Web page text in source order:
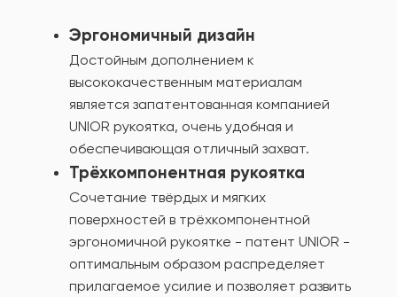
Эргономичный дизайн
Достойным дополнением к
высококачественным материалам
является запатентованная компанией
UNIOR рукоятка, очень удобная и
обеспечивающая отличный захват.
Трёхкомпонентная рукоятка
Сочетание твёрдых и мягких
поверхностей в трёхкомпонентной
эргономичной рукоятке - патент UNIOR -
оптимальным образом распределяет
прилагаемое усилие и позволяет развить